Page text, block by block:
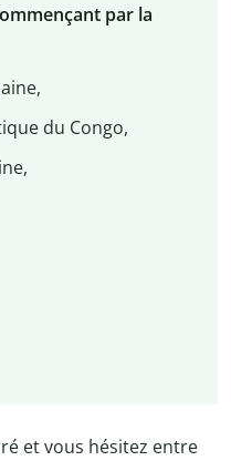
par la
du Congo,
et vous hésitez entre